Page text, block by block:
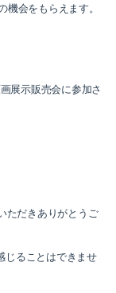
会をもらえます。
展示販売会に参加さ
ただきありがとうご
じることはできませ